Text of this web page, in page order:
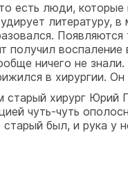
есть люди,
литературу,
воспаление
ничего не
в хирургии.
хирург
чуть-чуть
был, и рука